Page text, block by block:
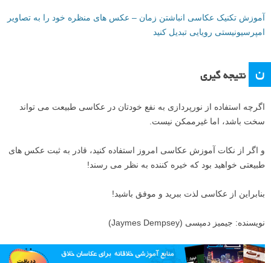
آموزش تکنیک عکاسی انباشتن زمان – عکس های منظره خود را به تصاویر
امپرسیونیستی رویایی تبدیل کنید
ن نتیجه گیری
اگرچه استفاده از نورپردازی به نفع خودتان در عکاسی طبیعت می تواند
سخت باشد، اما غیرممکن نیست.
و اگر از نکات آموزش عکاسی امروز استفاده کنید، قادر به ثبت عکس های
طبیعتی خواهید بود که خیره کننده به نظر می رسند!
بنابراین از عکاسی لذت ببرید و موفق باشید!
نویسنده: جیمیز دمپسی (Jaymes Dempsey)